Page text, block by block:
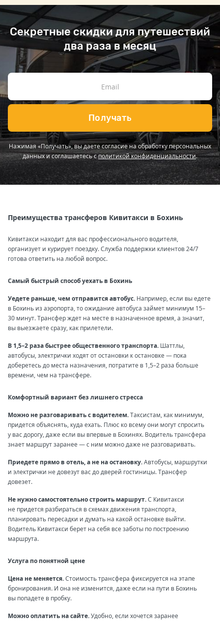
Секретные скидки для путешествий
два раза в месяц
Получать
Нажимая «Получать», вы даете согласие на обработку персональных
данных и соглашаетесь сполитикой конфиденциальности.
Преимущества трансферов Кивитакси в Бохинь
Кивитакси находит для вас профессионального водителя,
организует и курирует поездку. Служба поддержки клиентов 24/7
готова ответить на любой вопрос.
Самый быстрый способ уехать в Бохинь
Уедете раньше, чем отправится автобус. Например, если вы едете
в Бохинь из аэропорта, то ожидание автобуса займет минимум 15–
30 минут. Трансфер ждет на месте в назначенное время, а значит,
вы выезжаете сразу, как прилетели.
В 1,5–2 раза быстрее общественного транспорта. Шаттлы,
автобусы, электрички ходят от остановки к остановке — пока
доберетесь до места назначения, потратите в 1,5–2 раза больше
времени, чем на трансфере.
Комфортный вариант без лишнего стресса
Можно не разговаривать с водителем.Таксистам, как минимум,
придется объяснять, куда ехать. Плюс ко всему они могут спросить
у вас дорогу, даже если вы впервые в Бохинях. Водитель трансфера
знает маршрут заранее — с ним можно даже не разговаривать.
Приедете прямо в отель, а не на остановку.Автобусы, маршрутки
и электрички не довезут вас до дверей гостиницы. Трансфер
довезет.
Не нужно самостоятельно строить маршрут.С Кивитакси
не придется разбираться в схемах движения транспорта,
планировать пересадки и думать на какой остановке выйти.
Водитель Кивитакси берет на себя все заботы по построению
маршрута.
Услуга по понятной цене
Цена не меняется.Стоимость трансфера фиксируется на этапе
бронирования. И она не изменится, даже если на пути в Бохинь
вы попадете в пробку.
Можно оплатить на сайте.Удобно, если хочется заранее